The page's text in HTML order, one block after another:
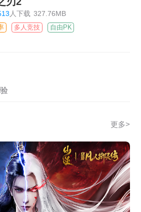
人下载 327.76MB
多人竞技 自由PK
更多>